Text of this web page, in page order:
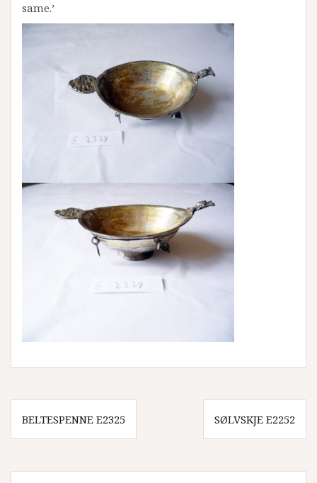
same.’
Innleggsnavigasjon
BELTESPENNE E2325 SØLVSKJE E2252